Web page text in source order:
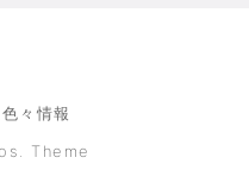
々情報
Theme